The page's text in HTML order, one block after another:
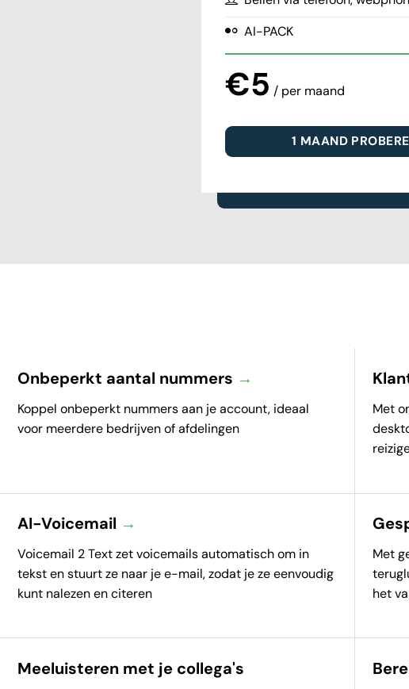
AI-PACK
€5 / per maand
1 MAAND
Onbeperkt aantal nummers →
Koppel onbeperkt nummers aan je account, ideaal
voor meerdere bedrijven of afdelingen
Met
AI-Voicemail →
Voicemail 2 Text zet voicemails automatisch om in
tekst en stuurt ze naar je e-mail, zodat je ze eenvoudig
kunt nalezen en citeren
Met
het
Meeluisteren met je collega's